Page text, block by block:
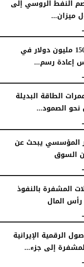
النفط الروسي إلى
ميزان...
سامر شقير: استثمار 150 مليون دولار في
إعادة رسم...
الطاقة البديلة
نحو الصمود...
المؤسسي يبحث عن
السوق
المشفرة بالنفوذ
المال
الرقمية الإيرانية
إلى جزء...